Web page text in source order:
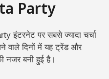
Party
इंटरनेट पर सबसे ज्यादा चर्चा
वाले दिनों में यह ट्रेंड और
नजर बनी हुई है।